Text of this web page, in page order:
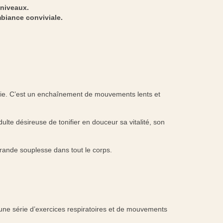
conviviale.
C’est un enchaînement de mouvements lents et
désireuse de tonifier en douceur sa vitalité, son
souplesse dans tout le corps.
série d’exercices respiratoires et de mouvements